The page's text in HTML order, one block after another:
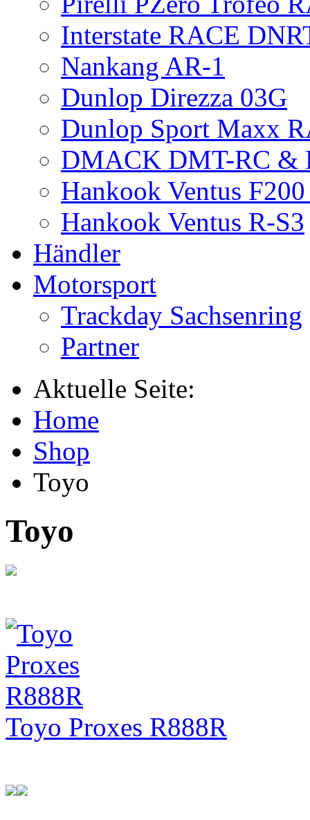
Interstate RACE
Nankang AR-1
Dunlop Direzza 03G
Dunlop Sport Maxx
DMACK DMT-RC &
Hankook Ventus
Hankook Ventus R-S3
Händler
Motorsport
Trackday Sachsenring
Partner
Aktuelle Seite:
Home
Shop
Toyo
Toyo
Toyo Proxes R888R